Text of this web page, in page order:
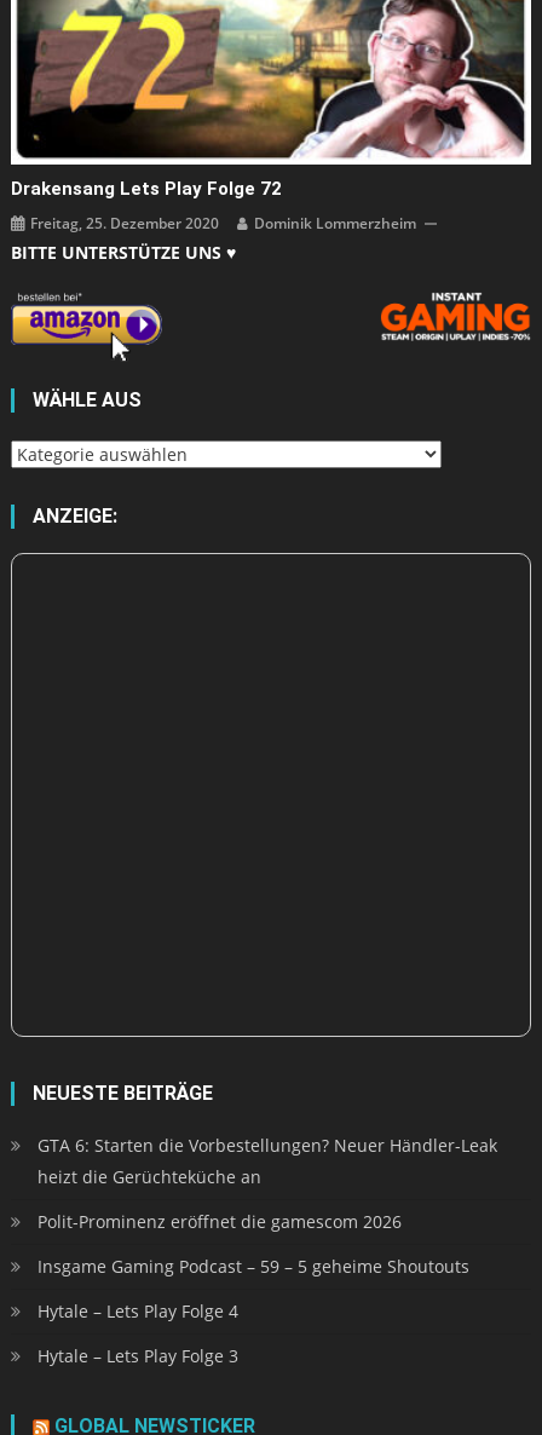
Drakensang Lets Play Folge 72
Freitag, 25. Dezember 2020 Dominik Lommerzheim
BITTE UNTERSTÜTZE UNS ♥
WÄHLE AUS
Wähle
ANZEIGE:
NEUESTE BEITRÄGE
GTA 6: Starten die Vorbestellungen? Neuer Händler-Leak
heizt die Gerüchteküche an
Polit-Prominenz eröffnet die gamescom 2026
Insgame Gaming Podcast – 59 – 5 geheime Shoutouts
Hytale – Lets Play Folge 4
Hytale – Lets Play Folge 3
GLOBAL NEWSTICKER